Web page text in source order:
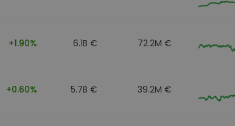
+1.90% 6.1B € 72.2M €
+0.60% 5.7B € 39.2M €